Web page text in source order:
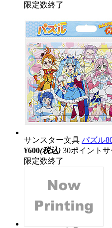
限定数終了
サンスター文具 パズル
¥600(税込) 30ポイントサ
限定数終了